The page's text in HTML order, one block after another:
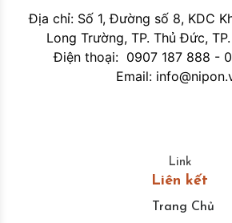
Địa chỉ: Số 1, Đường số 8, KDC
Long Trường, TP. Thủ Đức,
Điện thoại: 0907 187 888 -
Email:
Link
Liên kết
Trang Chủ